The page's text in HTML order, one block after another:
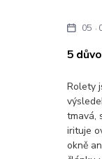
5
05
Rolety
tmavá,
irituje
okně